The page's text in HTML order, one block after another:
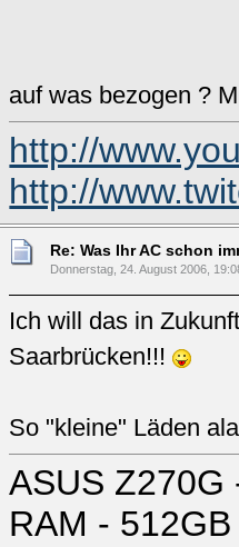
auf was bezogen ?
http://
http://
Re: Was Ihr AC schon
Donnerstag, 24. August 2006,
Ich will das in
Saarbrücken!!!
So "kleine" Läden
ASUS Z270G
RAM -